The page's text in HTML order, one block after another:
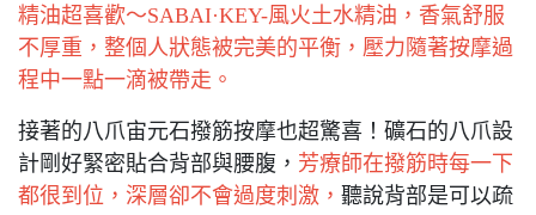
精油超喜歡～SABAI·KEY-風火土水精油，香氣舒服
不厚重，整個人狀態被完美的平衡，壓力隨著按摩過
程中一點一滴被帶走。
接著的八爪宙元石撥筋按摩也超驚喜！礦石的八爪設
計剛好緊密貼合背部與腰腹， 芳療師在撥筋時每一下
都很到位，深層卻不會過度刺激， 聽說背部是可以疏